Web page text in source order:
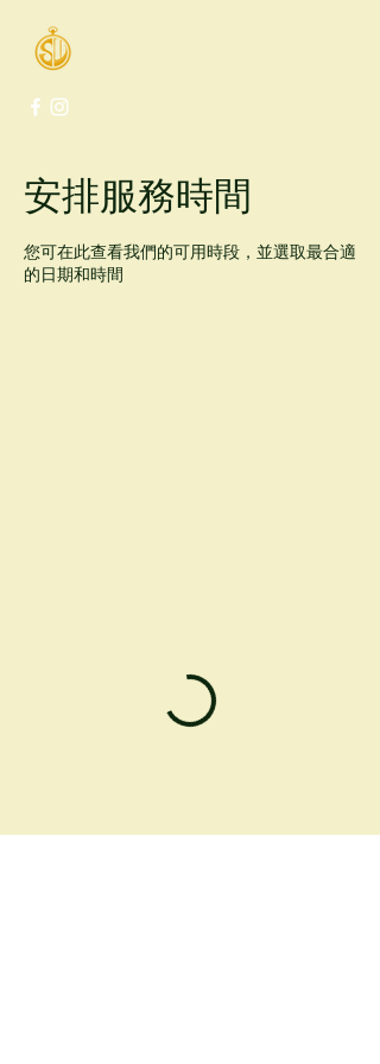
安排服務時間
您可在此查看我們的可用時段，並選取最合適
的日期和時間